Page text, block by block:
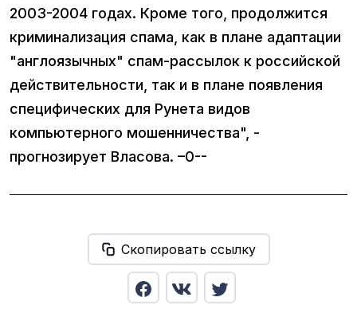
2003-2004 годах. Кроме того, продолжится
криминализация спама, как в плане адаптации
"англоязычных" спам-рассылок к российской
действительности, так и в плане появления
специфических для Рунета видов
компьютерного мошенничества", -
прогнозирует Власова. –0--
Скопировать ссылку